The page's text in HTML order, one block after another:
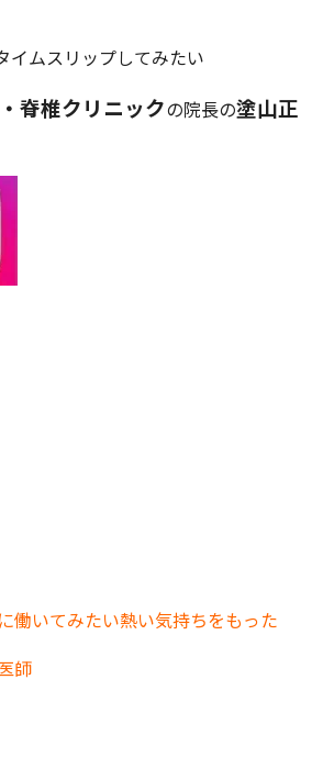
イムスリップしてみたい
脊椎クリニックの院長の塗山正
働いてみたい熱い気持ちをもった
師